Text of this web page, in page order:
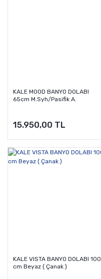
KALE MOOD BANYO DOLABI
65cm M.Syh/Pasifik A.
15.950,00 TL
KALE VISTA BANYO DOLABI 100
cm Beyaz ( Çanak )